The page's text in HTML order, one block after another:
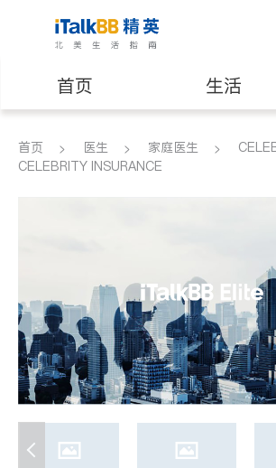
首页 生活
医生 律师
养老 非盈利组织
首页 医生 家庭医生
CELEBRITY INSURANCE